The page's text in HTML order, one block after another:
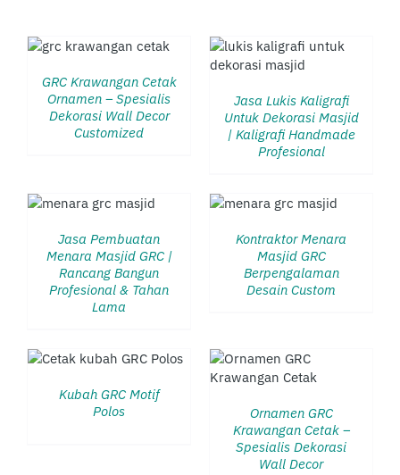
GRC Krawangan Cetak
Ornamen – Spesialis
Dekorasi Wall Decor
Customized
DETAILS
Jasa Lukis Kaligrafi
Untuk Dekorasi Masjid
| Kaligrafi Handmade
Profesional
Jasa Pembuatan
Menara Masjid GRC |
Rancang Bangun
Profesional & Tahan
Lama
DETAILS
Kontraktor Menara
Masjid GRC
Berpengalaman
Desain Custom
Kubah GRC Motif
Polos
Ornamen GRC
Krawangan Cetak –
Spesialis Dekorasi
Wall Decor